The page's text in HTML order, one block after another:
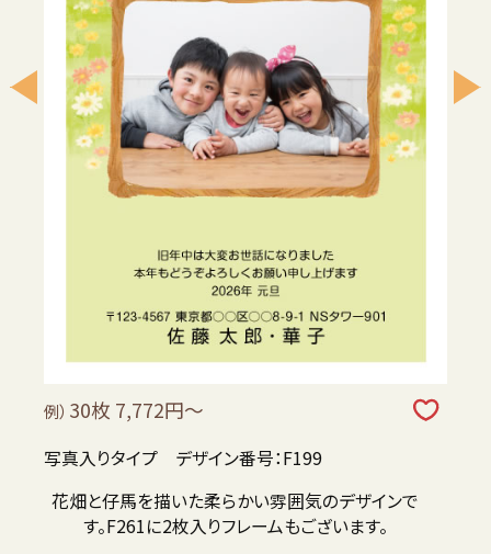
例） 30枚 7,772円～
写真入りタイプ デザイン番号：F199
花畑と仔馬を描いた柔らかい雰囲気のデザインで
す。F261に2枚入りフレームもございます。